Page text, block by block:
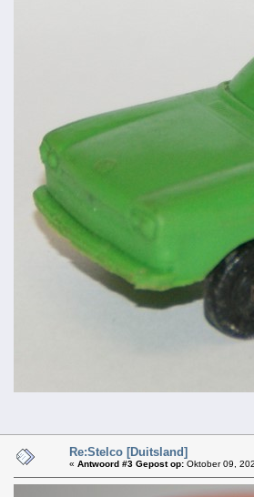
Re:Stelco [Duitsland]
« Antwoord #3 Gepost op: Oktober 09,